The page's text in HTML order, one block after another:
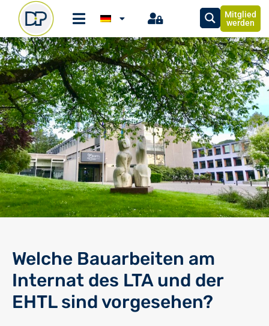
Mitglied
werden
Welche Bauarbeiten am
Internat des LTA und der
EHTL sind vorgesehen?